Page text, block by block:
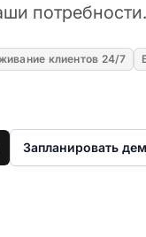
потребности.
клиентов 24/7
Запланировать